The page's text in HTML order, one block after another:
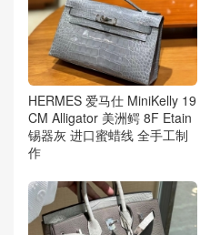
HERMES 爱马仕 MiniKelly 19
CM Alligator 美洲鳄 8F Etain
锡器灰 进口蜜蜡线 全手工制
作